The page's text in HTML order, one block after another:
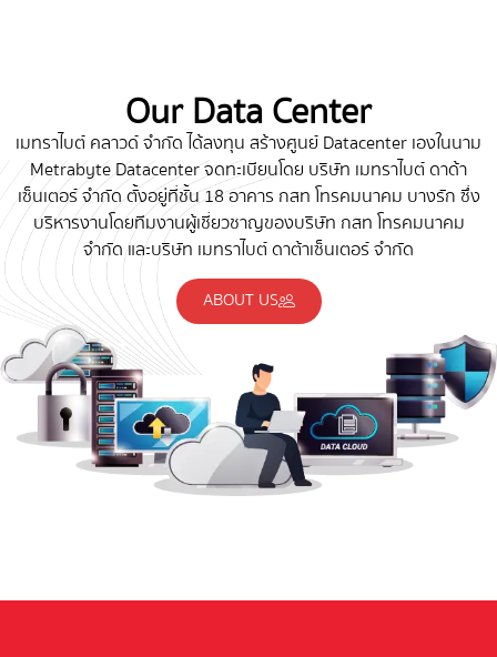
Our Data Center
เมทราไบต์ คลาวด์ จำกัด ได้ลงทุน สร้างศูนย์ Datacenter เองในนาม
Metrabyte Datacenter จดทะเบียนโดย บริษัท เมทราไบต์ ดาด้า
เซ็นเตอร์ จำกัด ตั้งอยู่ที่ชั้น 18 อาคาร กสท โทรคมนาคม บางรัก ซึ่ง
บริหารงานโดยทีมงานผู้เชี่ยวชาญของบริษัท กสท โทรคมนาคม
จำกัด และบริษัท เมทราไบต์ ดาต้าเซ็นเตอร์ จำกัด
ABOUT US